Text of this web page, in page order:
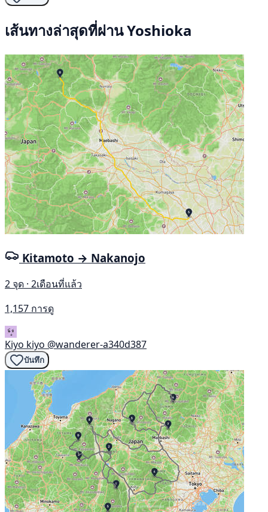
เส้นทางล่าสุดที่ผ่าน Yoshioka
Kitamoto → Nakanojo
2 จุด · 2เดือนที่แล้ว
1,157 การดู
Kiyo kiyo @wanderer-a340d387
บันทึก